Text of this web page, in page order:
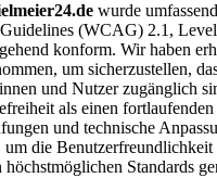
wurde
(WCAG) 2.1,
konform. Wir haben
um sicherzustellen,
und Nutzer zugänglich
als einen fortlaufenden
und technische
um die
höchstmöglichen Standards